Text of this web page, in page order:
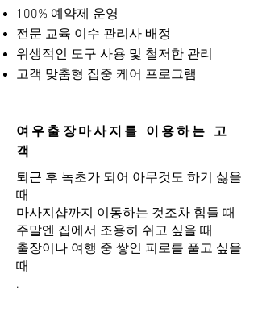
100% 예약제 운영
전문 교육 이수 관리사 배정
위생적인 도구 사용 및 철저한 관리
고객 맞춤형 집중 케어 프로그램
여우출장마사지를 이용하는 고
객
퇴근 후 녹초가 되어 아무것도 하기 싫을
때
마사지샵까지 이동하는 것조차 힘들 때
주말엔 집에서 조용히 쉬고 싶을 때
출장이나 여행 중 쌓인 피로를 풀고 싶을
때
.